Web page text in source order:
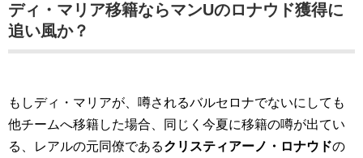
ディ・マリア移籍ならマンUのロナウド獲得に
追い風か？
もしディ・マリアが、噂されるバルセロナでないにしても
他チームへ移籍した場合、同じく今夏に移籍の噂が出てい
る、レアルの元同僚であるクリスティアーノ・ロナウドの